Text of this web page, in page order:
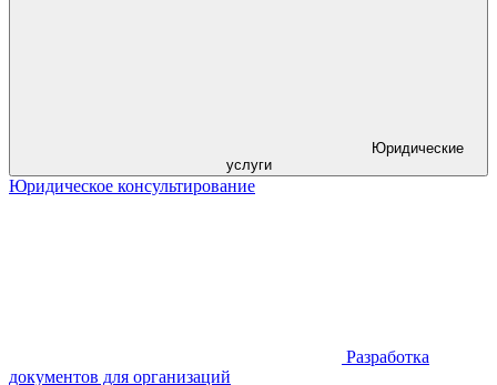
услуги
Юридическое консультирование
Разработка
документов для организаций